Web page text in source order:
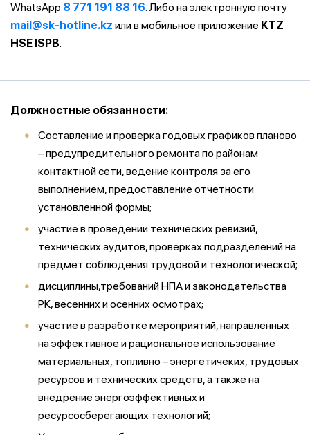
WhatsApp 8 771 191 88 16. Либо на электронную почту
mail@sk-hotline.kz или в мобильное приложение KTZ
HSE ISPB.
Должностные обязанности:
Составление и проверка годовых графиков планово
– предупредительного ремонта по районам
контактной сети, ведение контроля за его
выполнением, предоставление отчетности
установленной формы;
участие в проведении технических ревизий,
технических аудитов, проверках подразделений на
предмет соблюдения трудовой и технологической;
дисциплины,требований НПА и законодательства
РК, весенних и осенних осмотрах;
участие в разработке мероприятий, направленных
на эффективное и рациональное использование
материальных, топливно – энергетичеких, трудовых
ресурсов и технических средств, а также на
внедрение энергоэффективных и
ресурсосберегающих технологий;